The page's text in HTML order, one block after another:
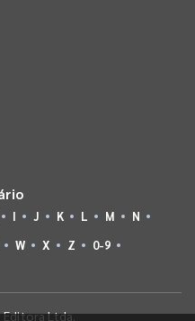
I J K L M
N
W X Z 0-9
Editora Ltda.